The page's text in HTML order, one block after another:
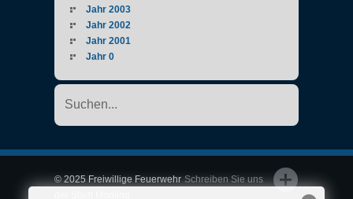
Jahr 2003
Jahr 2002
Jahr 2001
Jahr 0
Schreiben Sie uns
© 2025 Freiwillige Feuerwehr